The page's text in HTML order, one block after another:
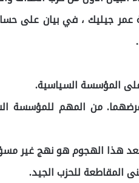
عمر جيليك ، في بيان على
المؤسسة السياسية.
من المهم للمؤسسة
هذا الهجوم هو نهج غير
للحزب الجيد.